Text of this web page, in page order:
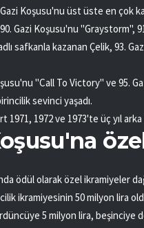
Koşusu'nu üst üste en çok
Gazi Koşusu'nu "Graystorm",
safkanla kazanan Çelik, 93.
"Call To Victory" ve 95.
sevinci yaşadı.
1972 ve 1973'te üç yıl arka
ödül olarak özel ikramiyeler
ikramiyesinin 50 milyon lira
5 milyon lira, beşinciye